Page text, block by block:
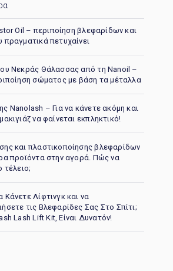
Oil – περιποίηση βλεφαρίδων και
πετυχαίνει
Νεκράς Θάλασσας από τη Nanoil –
σώματος με βάση τα μέταλλα
Nanolash – Για να κάνετε ακόμη και
να φαίνεται εκπληκτικό!
και πλαστικοποίησης βλεφαρίδων
προϊόντα στην αγορά. Πώς να
τέλειο;
Λίφτινγκ και να
τις Βλεφαρίδες Σας Στο Σπίτι;
Lash Lift Kit, Είναι Δυνατόν!